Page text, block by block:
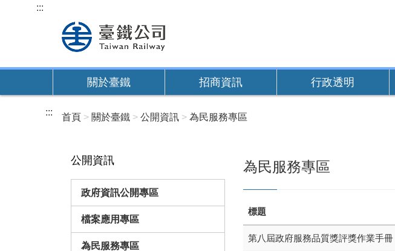
內
:::
關於臺鐵 招商資訊 行政透明
::: 首頁 關於臺鐵 公開資訊 為民服務專區
公開資訊
政府資訊公開專區
檔案應用專區
為民服務專區
為民服務專區
標題
第八屆政府服務品質獎評獎作業手冊